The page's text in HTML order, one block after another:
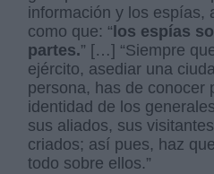
información y los espías,
como que: “ los espías
partes.” […] “Siempre
ejército, asediar una
persona, has de conocer
identidad de los
sus aliados, sus
criados; así pues, haz
todo sobre ellos.”